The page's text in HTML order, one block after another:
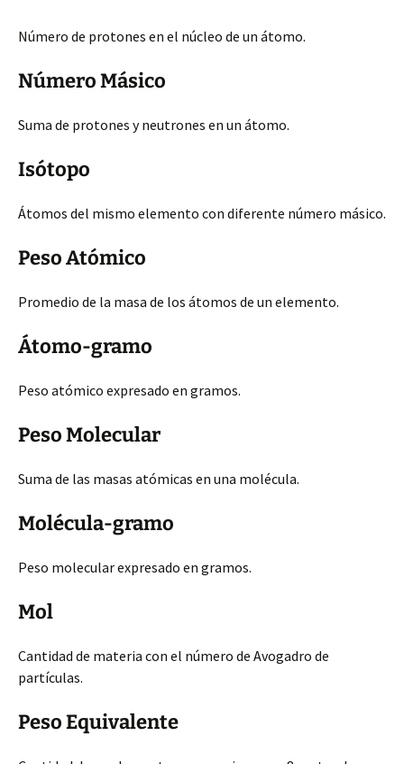
Número de protones en el núcleo de un átomo.
Número Másico
Suma de protones y neutrones en un átomo.
Isótopo
Átomos del mismo elemento con diferente número másico.
Peso Atómico
Promedio de la masa de los átomos de un elemento.
Átomo-gramo
Peso atómico expresado en gramos.
Peso Molecular
Suma de las masas atómicas en una molécula.
Molécula-gramo
Peso molecular expresado en gramos.
Mol
Cantidad de materia con el número de Avogadro de
partículas.
Peso Equivalente